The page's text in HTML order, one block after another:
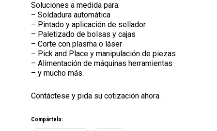
Soluciones a medida para:
– Soldadura automática
– Pintado y aplicación de sellador
– Paletizado de bolsas y cajas
– Corte con plasma o láser
– Pick and Place y manipulación de piezas
– Alimentación de máquinas herramientas
– y mucho más.
Contáctese y pida su cotización ahora.
Compártelo: